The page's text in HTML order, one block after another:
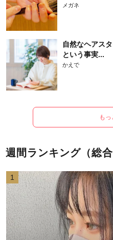
メガネ
自然なヘアス
という事実...
かえで
も
週間ランキング（総合
1